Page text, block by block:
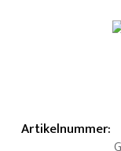
Artikelnummer: